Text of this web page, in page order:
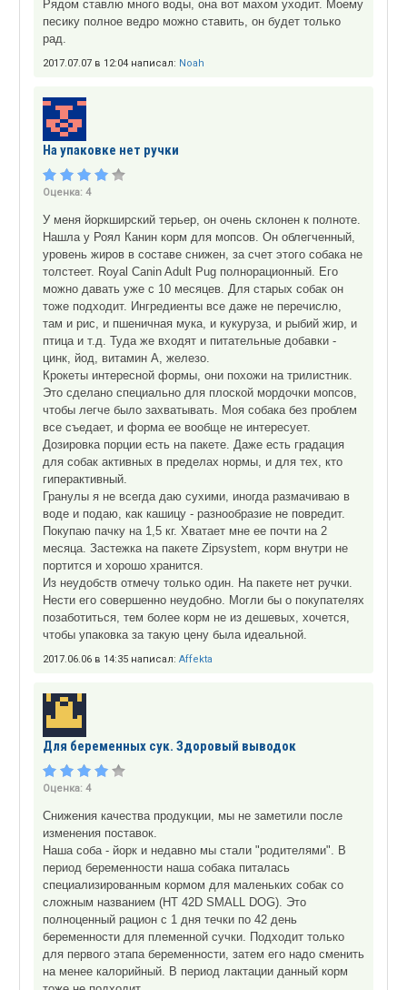
Рядом ставлю много воды, она вот махом уходит. Моему
песику полное ведро можно ставить, он будет только
рад.
2017.07.07 в 12:04 написал: Noah
На упаковке нет ручки
Оценка: 4
У меня йоркширский терьер, он очень склонен к полноте.
Нашла у Роял Канин корм для мопсов. Он облегченный,
уровень жиров в составе снижен, за счет этого собака не
толстеет. Royal Canin Adult Pug полнорационный. Его
можно давать уже с 10 месяцев. Для старых собак он
тоже подходит. Ингредиенты все даже не перечислю,
там и рис, и пшеничная мука, и кукуруза, и рыбий жир, и
птица и т.д. Туда же входят и питательные добавки -
цинк, йод, витамин А, железо.
Крокеты интересной формы, они похожи на трилистник.
Это сделано специально для плоской мордочки мопсов,
чтобы легче было захватывать. Моя собака без проблем
все съедает, и форма ее вообще не интересует.
Дозировка порции есть на пакете. Даже есть градация
для собак активных в пределах нормы, и для тех, кто
гиперактивный.
Гранулы я не всегда даю сухими, иногда размачиваю в
воде и подаю, как кашицу - разнообразие не повредит.
Покупаю пачку на 1,5 кг. Хватает мне ее почти на 2
месяца. Застежка на пакете Zipsystem, корм внутри не
портится и хорошо хранится.
Из неудобств отмечу только один. На пакете нет ручки.
Нести его совершенно неудобно. Могли бы о покупателях
позаботиться, тем более корм не из дешевых, хочется,
чтобы упаковка за такую цену была идеальной.
2017.06.06 в 14:35 написал: Affekta
Для беременных сук. Здоровый выводок
Оценка: 4
Снижения качества продукции, мы не заметили после
изменения поставок.
Наша соба - йорк и недавно мы стали "родителями". В
период беременности наша собака питалась
специализированным кормом для маленьких собак со
сложным названием (HT 42D SMALL DOG). Это
полноценный рацион с 1 дня течки по 42 день
беременности для племенной сучки. Подходит только
для первого этапа беременности, затем его надо сменить
на менее калорийный. В период лактации данный корм